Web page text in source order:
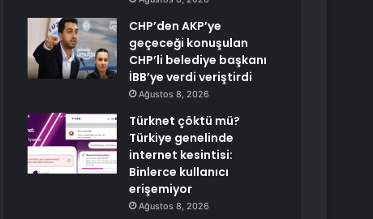
CHP’den AKP’ye
geçeceği konuşulan
CHP’li belediye başkanı
İBB’ye verdi veriştirdi
Ağustos 8, 2026
Türknet çöktü mü?
Türkiye genelinde
internet kesintisi:
Binlerce kullanıcı
erişemiyor
Ağustos 8, 2026